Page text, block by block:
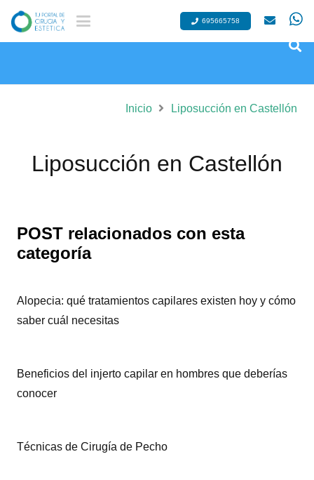
695665758
Inicio Liposucción en Castellón
Liposucción en Castellón
POST relacionados con esta
categoría
Alopecia: qué tratamientos capilares existen hoy y cómo
saber cuál necesitas
Beneficios del injerto capilar en hombres que deberías
conocer
Técnicas de Cirugía de Pecho